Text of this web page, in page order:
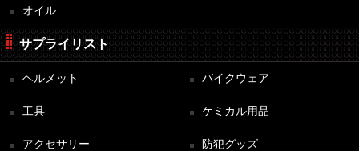
オイル
サプライリスト
ヘルメット バイクウェア
工具 ケミカル用品
アクセサリー 防犯グッズ